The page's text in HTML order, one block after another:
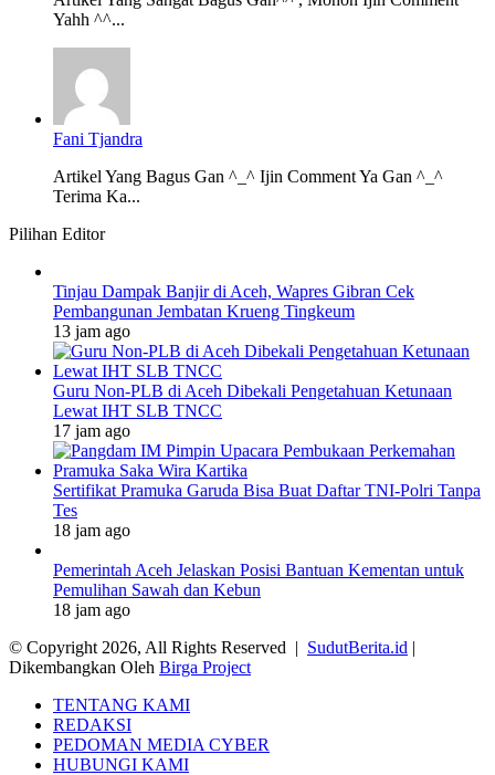
Yahh ^^...
Fani Tjandra
Artikel Yang Bagus Gan ^_^ Ijin Comment Ya Gan ^_^
Terima Ka...
Pilihan Editor
Tinjau Dampak Banjir di Aceh, Wapres Gibran Cek
Pembangunan Jembatan Krueng Tingkeum
13 jam ago
Guru Non-PLB di Aceh Dibekali Pengetahuan Ketunaan
Lewat IHT SLB TNCC
17 jam ago
Sertifikat Pramuka Garuda Bisa Buat Daftar TNI-Polri Tanpa
Tes
18 jam ago
Pemerintah Aceh Jelaskan Posisi Bantuan Kementan untuk
Pemulihan Sawah dan Kebun
18 jam ago
© Copyright 2026, All Rights Reserved | SudutBerita.id |
Dikembangkan Oleh Birga Project
TENTANG KAMI
REDAKSI
PEDOMAN MEDIA CYBER
HUBUNGI KAMI